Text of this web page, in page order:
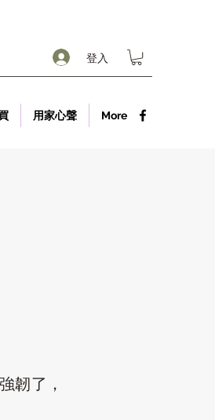
登入
用家心聲 More
韌了，